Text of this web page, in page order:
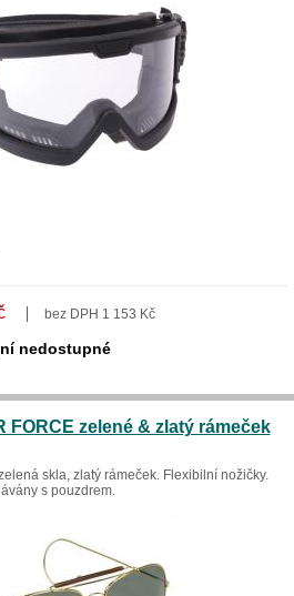
bez DPH 1 153 Kč
nedostupné
FORCE zelené & zlatý rámeček
skla, zlatý rámeček. Flexibilní nožičky.
s pouzdrem.